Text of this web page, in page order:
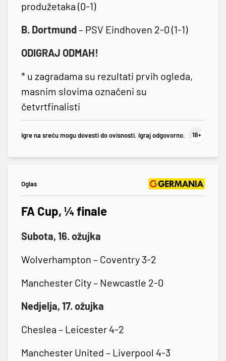
produžetaka (0-1)
B. Dortmund– PSV Eindhoven 2-0 (1-1)
ODIGRAJ ODMAH!
* u zagradama su rezultati prvih ogleda,
masnim slovima označeni su
četvrtfinalisti
Igre na sreću mogu dovesti do ovisnosti. Igraj odgovorno.
Oglas
FA Cup, ¼ finale
Subota, 16. ožujka
Wolverhampton – Coventry 3-2
Manchester City – Newcastle 2-0
Nedjelja, 17. ožujka
Cheslea – Leicester 4-2
Manchester United – Liverpool 4-3